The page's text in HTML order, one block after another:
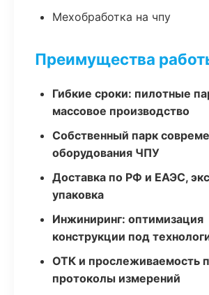
Мехобработка на чпу
Преимущества
Гибкие сроки: пилотные
массовое производство
Собственный парк
оборудования ЧПУ
Доставка по РФ и ЕАЭС,
упаковка
Инжиниринг: оптимизация
конструкции под
ОТК и прослеживаемость
протоколы измерений